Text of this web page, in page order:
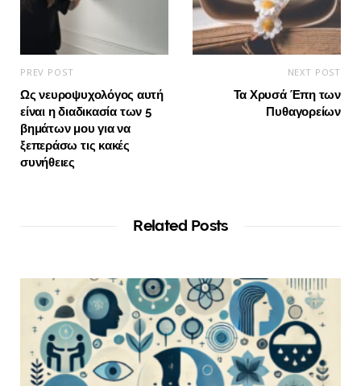
PREV POST
Ως νευροψυχολόγος αυτή
είναι η διαδικασία των 5
βημάτων μου για να
ξεπεράσω τις κακές
συνήθειες
NEXT POST
Τα Χρυσά Έπη των
Πυθαγορείων
Related Posts